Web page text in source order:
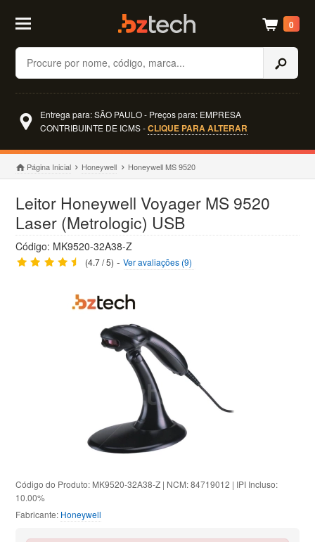
Buscar
0
Entrega para: SÃO PAULO - Preços para: EMPRESA
CONTRIBUINTE DE ICMS -CLIQUE PARA ALTERAR
Página Inicial Honeywell Honeywell MS 9520
Leitor Honeywell Voyager MS 9520
Laser (Metrologic) USB
Código: MK9520-32A38-Z
(4.7 / 5) - Ver avaliações (9)
Código do Produto: MK9520-32A38-Z | NCM: 84719012 | IPI Incluso:
10.00%
Fabricante: Honeywell